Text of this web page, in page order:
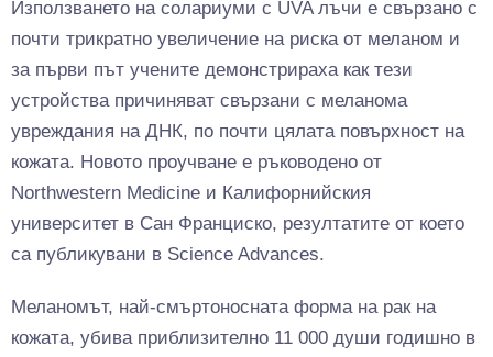
Използването на солариуми с UVA лъчи е свързано с
почти трикратно увеличение на риска от меланом и
за първи път учените демонстрираха как тези
устройства причиняват свързани с меланома
увреждания на ДНК, по почти цялата повърхност на
кожата. Новото проучване е ръководено от
Northwestern Medicine и Калифорнийския
университет в Сан Франциско, резултатите от което
са публикувани в Science Advances.
Меланомът, най-смъртоносната форма на рак на
кожата, убива приблизително 11 000 души годишно в